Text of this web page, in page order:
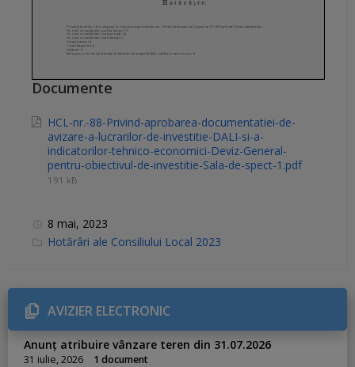
Documente
HCL-nr.-88-Privind-aprobarea-documentatiei-de-
avizare-a-lucrarilor-de-investitie-DALI-si-a-
indicatorilor-tehnico-economici-Deviz-General-
pentru-obiectivul-de-investitie-Sala-de-spect-1.pdf
191 kB
8 mai, 2023
C
r
i
e
s
Hotărâri ale Consiliului Local 2023
AVIZIER ELECTRONIC
Anunț atribuire vânzare teren din 31.07.2026
31 iulie, 2026 1 document